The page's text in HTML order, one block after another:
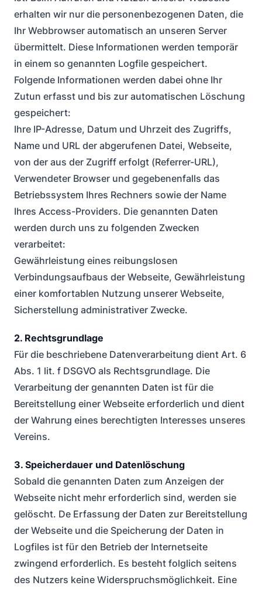
erhalten wir nur die personenbezogenen Daten, die
Ihr Webbrowser automatisch an unseren Server
übermittelt. Diese Informationen werden temporär
in einem so genannten Logfile gespeichert.
Folgende Informationen werden dabei ohne Ihr
Zutun erfasst und bis zur automatischen Löschung
gespeichert:
Ihre IP-Adresse, Datum und Uhrzeit des Zugriffs,
Name und URL der abgerufenen Datei, Webseite,
von der aus der Zugriff erfolgt (Referrer-URL),
Verwendeter Browser und gegebenenfalls das
Betriebssystem Ihres Rechners sowie der Name
Ihres Access-Providers. Die genannten Daten
werden durch uns zu folgenden Zwecken
verarbeitet:
Gewährleistung eines reibungslosen
Verbindungsaufbaus der Webseite, Gewährleistung
einer komfortablen Nutzung unserer Webseite,
Sicherstellung administrativer Zwecke.
2. Rechtsgrundlage
Für die beschriebene Datenverarbeitung dient Art. 6
Abs. 1 lit. f DSGVO als Rechtsgrundlage. Die
Verarbeitung der genannten Daten ist für die
Bereitstellung einer Webseite erforderlich und dient
der Wahrung eines berechtigten Interesses unseres
Vereins.
3. Speicherdauer und Datenlöschung
Sobald die genannten Daten zum Anzeigen der
Webseite nicht mehr erforderlich sind, werden sie
gelöscht. De Erfassung der Daten zur Bereitstellung
der Webseite und die Speicherung der Daten in
Logfiles ist für den Betrieb der Internetseite
zwingend erforderlich. Es besteht folglich seitens
des Nutzers keine Widerspruchsmöglichkeit. Eine